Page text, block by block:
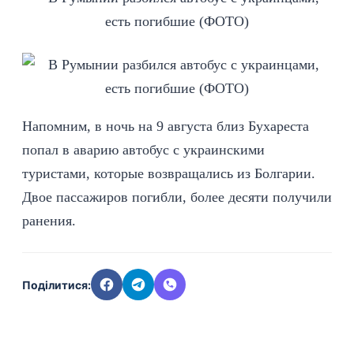
Напомним, в ночь на 9 августа близ Бухареста
попал в аварию автобус с украинскими
туристами, которые возвращались из Болгарии.
Двое пассажиров погибли, более десяти получили
ранения.
Поділитися: